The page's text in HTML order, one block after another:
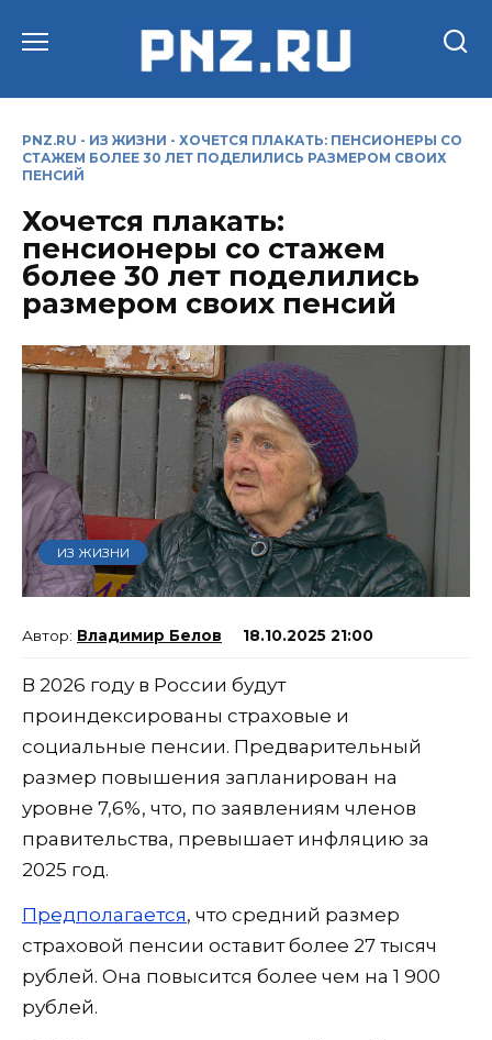
PNZ.RU - ИЗ ЖИЗНИ - ХОЧЕТСЯ ПЛАКАТЬ: ПЕНСИОНЕРЫ СО
СТАЖЕМ БОЛЕЕ 30 ЛЕТ ПОДЕЛИЛИСЬ РАЗМЕРОМ СВОИХ
ПЕНСИЙ
Хочется плакать:
пенсионеры со стажем
более 30 лет поделились
размером своих пенсий
ИЗ ЖИЗНИ
Владимир Белов 18.10.2025 21:00
В 2026 году в России будут
проиндексированы страховые и
социальные пенсии. Предварительный
размер повышения запланирован на
уровне 7,6%, что, по заявлениям членов
правительства, превышает инфляцию за
2025 год.
Предполагается, что средний размер
страховой пенсии оставит более 27 тысяч
рублей. Она повысится более чем на 1 900
рублей.